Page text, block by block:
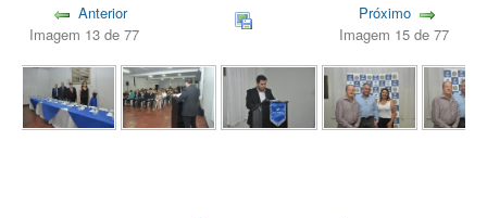
Anterior
Imagem 13 de 77
Próximo
Imagem 15 de 77